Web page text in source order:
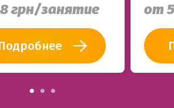
грн/занятие от